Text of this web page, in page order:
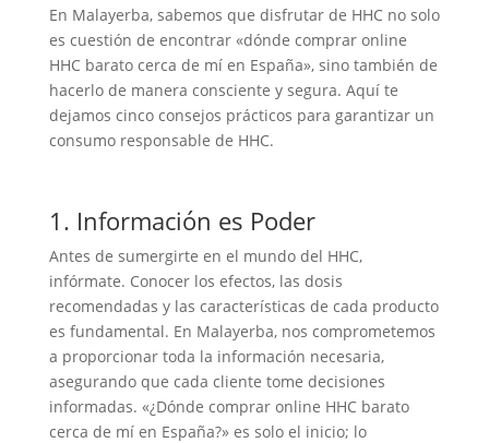
En Malayerba, sabemos que disfrutar de HHC no solo
es cuestión de encontrar «dónde comprar online
HHC barato cerca de mí en España», sino también de
hacerlo de manera consciente y segura. Aquí te
dejamos cinco consejos prácticos para garantizar un
consumo responsable de HHC.
1. Información es Poder
Antes de sumergirte en el mundo del HHC,
infórmate. Conocer los efectos, las dosis
recomendadas y las características de cada producto
es fundamental. En Malayerba, nos comprometemos
a proporcionar toda la información necesaria,
asegurando que cada cliente tome decisiones
informadas. «¿Dónde comprar online HHC barato
cerca de mí en España?» es solo el inicio; lo